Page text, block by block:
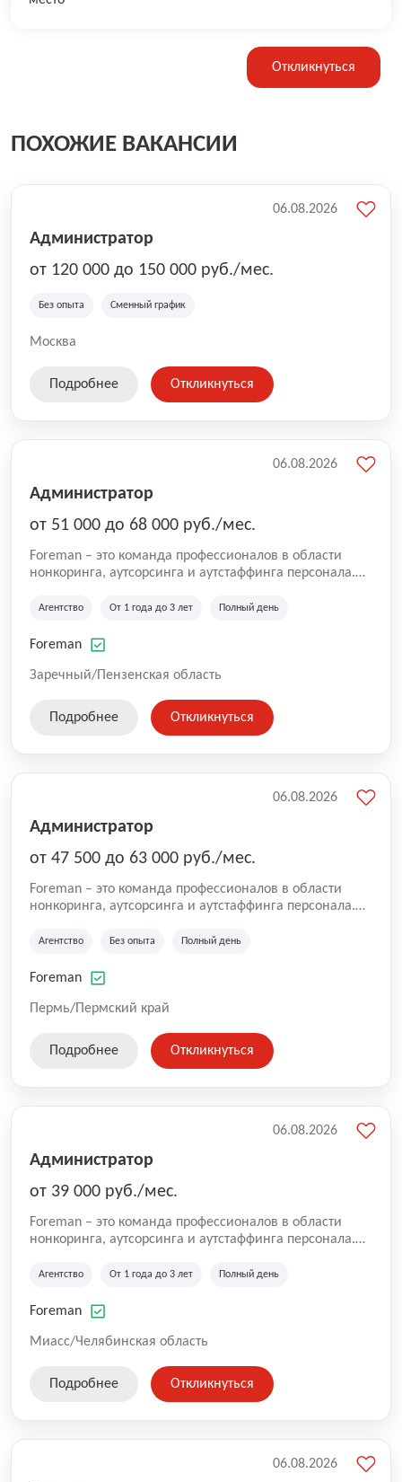
Откликнуться
ПОХОЖИЕ ВАКАНСИИ
Администратор
от 120 000 до 150 000 руб./мес.
Без опыта Сменный график
Москва
06.08.2026
Подробнее Откликнуться
Администратор
от 51 000 до 68 000 руб./мес.
Foreman – это команда профессионалов в области
нонкоринга, аутсорсинга и аутстаффинга персонала.
реализовывать проекты любой сложности, в которых
уровня роста и развития по всей России. В работе
вакансий. Если вы не нашли подходящую вакансию,
свяжемся с вами в ближайшее время.
Агентство От 1 года до 3 лет Полный день
Foreman
Заречный/Пензенская область
06.08.2026
Подробнее Откликнуться
Администратор
от 47 500 до 63 000 руб./мес.
Foreman – это команда профессионалов в области
нонкоринга, аутсорсинга и аутстаффинга персонала.
реализовывать проекты любой сложности, в которых
уровня роста и развития по всей России. В работе
вакансий. Если вы не нашли подходящую вакансию,
свяжемся с вами в ближайшее время.
Агентство Без опыта Полный день
Foreman
Пермь/Пермский край
06.08.2026
Подробнее Откликнуться
Администратор
от 39 000 руб./мес.
Foreman – это команда профессионалов в области
нонкоринга, аутсорсинга и аутстаффинга персонала.
реализовывать проекты любой сложности, в которых
уровня роста и развития по всей России. В работе
вакансий. Если вы не нашли подходящую вакансию,
свяжемся с вами в ближайшее время.
Агентство От 1 года до 3 лет Полный день
Foreman
Миасс/Челябинская область
06.08.2026
Подробнее Откликнуться
06.08.2026